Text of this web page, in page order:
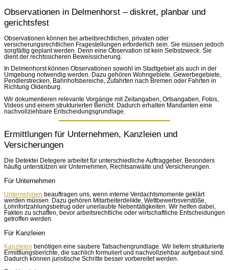
Observationen in Delmenhorst – diskret, planbar und
gerichtsfest
Observationen können bei arbeitsrechtlichen, privaten oder
versicherungsrechtlichen Fragestellungen erforderlich sein. Sie müssen jedoch
sorgfältig geplant werden. Denn eine Observation ist kein Selbstzweck. Sie
dient der rechtssicheren Beweissicherung.
In Delmenhorst können Observationen sowohl im Stadtgebiet als auch in der
Umgebung notwendig werden. Dazu gehören Wohngebiete, Gewerbegebiete,
Pendlerstrecken, Bahnhofsbereiche, Zufahrten nach Bremen oder Fahrten in
Richtung Oldenburg.
Wir dokumentieren relevante Vorgänge mit Zeitangaben, Ortsangaben, Fotos,
Videos und einem strukturierten Bericht. Dadurch erhalten Mandanten eine
nachvollziehbare Entscheidungsgrundlage.
Ermittlungen für Unternehmen, Kanzleien und
Versicherungen
Die Detektei Detegere arbeitet für unterschiedliche Auftraggeber. Besonders
häufig unterstützen wir Unternehmen, Rechtsanwälte und Versicherungen.
Für Unternehmen
Unternehmen beauftragen uns, wenn interne Verdachtsmomente geklärt
werden müssen. Dazu gehören Mitarbeiterdelikte, Wettbewerbsverstöße,
Lohnfortzahlungsbetrug oder unerlaubte Nebentätigkeiten. Wir helfen dabei,
Fakten zu schaffen, bevor arbeitsrechtliche oder wirtschaftliche Entscheidungen
getroffen werden.
Für Kanzleien
Kanzleien benötigen eine saubere Tatsachengrundlage. Wir liefern strukturierte
Ermittlungsberichte, die sachlich formuliert und nachvollziehbar aufgebaut sind.
Dadurch können juristische Schritte besser vorbereitet werden.